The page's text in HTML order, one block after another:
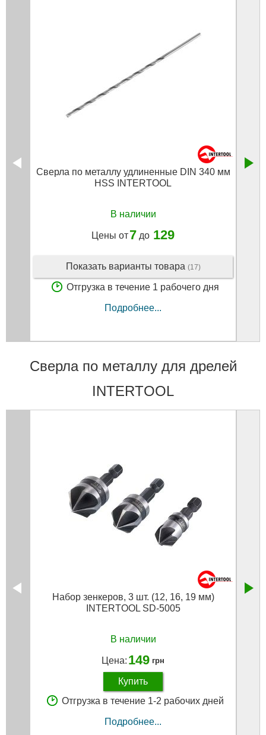
Сверла по металлу удлиненные DIN 340 мм
HSS INTERTOOL
В наличии
Цены от7 до 129
Показать варианты товара (17)
Отгрузка в течение 1 рабочего дня
Подробнее...
Сверла по металлу для дрелей
INTERTOOL
Набор зенкеров, 3 шт. (12, 16, 19 мм)
INTERTOOL SD-5005
В наличии
Цена: 149 грн
Купить
Отгрузка в течение 1-2 рабочих дней
Подробнее...